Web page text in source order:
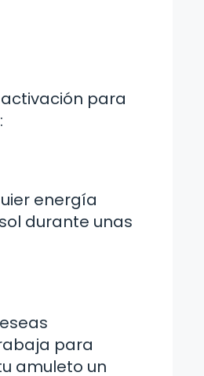
para
energía
durante unas
para
amuleto un